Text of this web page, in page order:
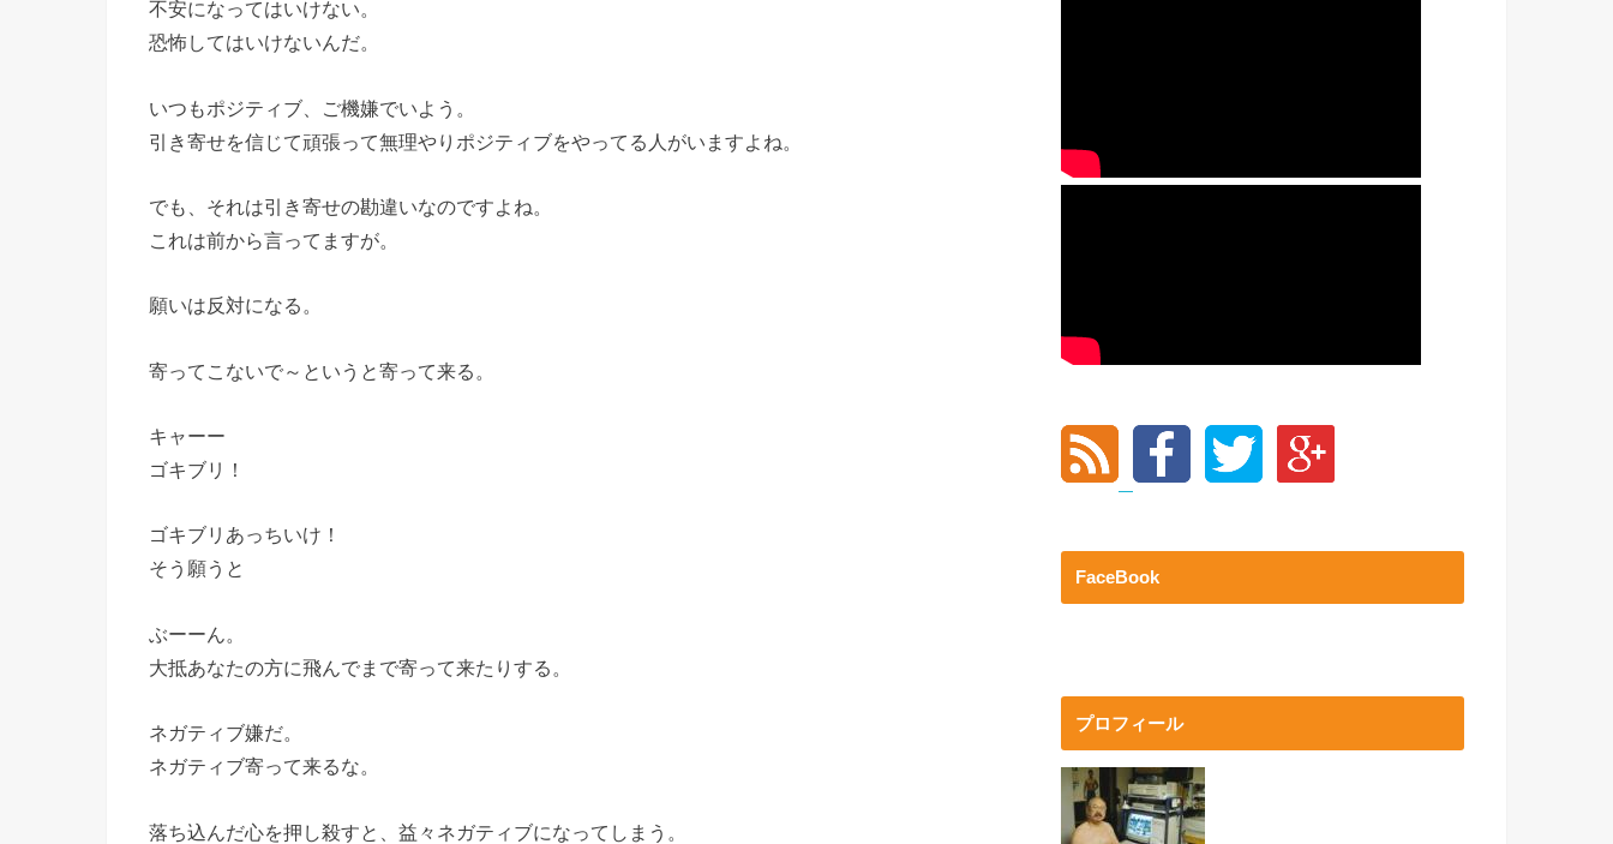
不安になってはいけない。
恐怖してはいけないんだ。
いつもポジティブ、ご機嫌でいよう。
引き寄せを信じて頑張って無理やりポジティブをやってる人がいますよね。
でも、それは引き寄せの勘違いなのですよね。
これは前から言ってますが。
願いは反対になる。
寄ってこないで～というと寄って来る。
キャーー
ゴキブリ！
ゴキブリあっちいけ！
そう願うと
ぶーーん。
大抵あなたの方に飛んでまで寄って来たりする。
ネガティブ嫌だ。
ネガティブ寄って来るな。
落ち込んだ心を押し殺すと、益々ネガティブになってしまう。
FaceBook
プロフィール